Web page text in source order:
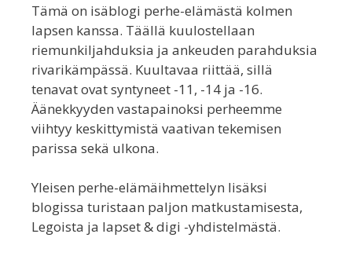
Tämä on isäblogi perhe-elämästä kolmen
lapsen kanssa. Täällä kuulostellaan
riemunkiljahduksia ja ankeuden parahduksia
rivarikämpässä. Kuultavaa riittää, sillä
tenavat ovat syntyneet -11, -14 ja -16.
Äänekkyyden vastapainoksi perheemme
viihtyy keskittymistä vaativan tekemisen
parissa sekä ulkona.
Yleisen perhe-elämäihmettelyn lisäksi
blogissa turistaan paljon matkustamisesta,
Legoista ja lapset & digi -yhdistelmästä.